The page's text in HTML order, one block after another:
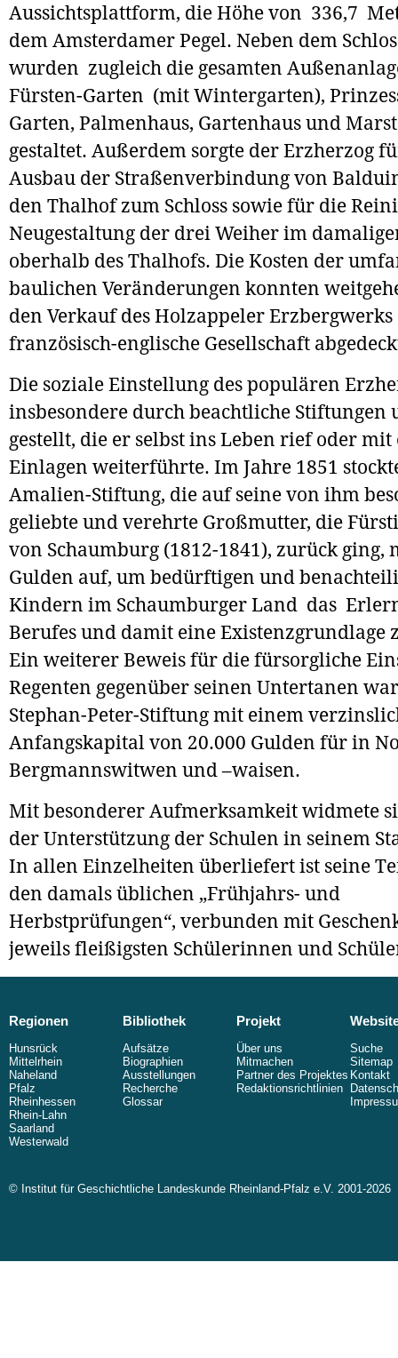
Aussichtsplattform, die Höhe von 336,7
dem Amsterdamer Pegel. Neben dem
wurden zugleich die gesamten
Fürsten-Garten (mit Wintergarten),
Garten, Palmenhaus, Gartenhaus und
gestaltet. Außerdem sorgte der Erzherzog
Ausbau der Straßenverbindung von
den Thalhof zum Schloss sowie für die
Neugestaltung der drei Weiher im
oberhalb des Thalhofs. Die Kosten der
baulichen Veränderungen konnten
den Verkauf des Holzappeler Erzbergwerks
französisch-englische Gesellschaft
Die soziale Einstellung des populären
insbesondere durch beachtliche Stiftungen
gestellt, die er selbst ins Leben rief oder
Einlagen weiterführte. Im Jahre 1851
Amalien-Stiftung, die auf seine von ihm
geliebte und verehrte Großmutter, die
von Schaumburg (1812-1841), zurück ging,
Gulden auf, um bedürftigen und
Kindern im Schaumburger Land das
Berufes und damit eine Existenzgrundlage
Ein weiterer Beweis für die fürsorgliche
Regenten gegenüber seinen Untertanen
Stephan-Peter-Stiftung mit einem
Anfangskapital von 20.000 Gulden für in
Bergmannswitwen und –waisen.
Mit besonderer Aufmerksamkeit widmete
der Unterstützung der Schulen in seinem
In allen Einzelheiten überliefert ist seine
den damals üblichen „Frühjahrs- und
Herbstprüfungen“, verbunden mit
jeweils fleißigsten Schülerinnen und
Regionen
Hunsrück
Mittelrhein
Naheland
Pfalz
Rheinhessen
Rhein-Lahn
Saarland
Westerwald
Bibliothek
Aufsätze
Biographien
Ausstellungen
Recherche
Glossar
Projekt
Über uns
Mitmachen
Partner des Projektes
Redaktionsrichtlinien
Suche
Sitemap
Kontakt
© Institut für Geschichtliche Landeskunde Rheinland-Pfalz e.V. 2001-2026